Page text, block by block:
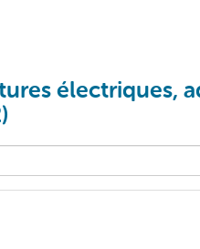
électriques,